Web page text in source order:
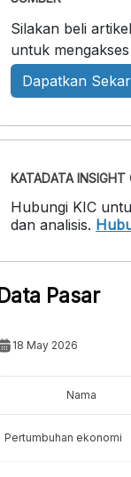
Silakan beli
untuk
Dapatkan
KATADATA INSIGHT
Hubungi KIC
dan analisis.
Data Pasar
18 May 2026
Nama
Pertumbuhan ekonomi